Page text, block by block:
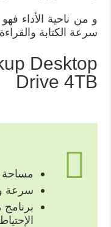
و من ناحية الأداء
سرعة الكتابة والقراءة حتي 150 ميجابايت
Desktop
Drive 4TB
مساحة
سرعة و